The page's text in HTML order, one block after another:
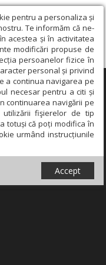
pentru a personaliza și
Te informăm că ne-
acestea și în activitatea
modificări propuse de
persoanelor fizice în
personal și privind
a continua navigarea pe
necesar pentru a citi și
continuarea navigării pe
utilizării fişierelor de tip
totuși că poți modifica în
urmând instrucțiunile
Accept
×